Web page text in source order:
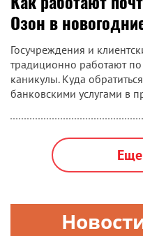
Озон в
Госучреждения и
традиционно работают
каникулы. Куда
банковскими услугами в